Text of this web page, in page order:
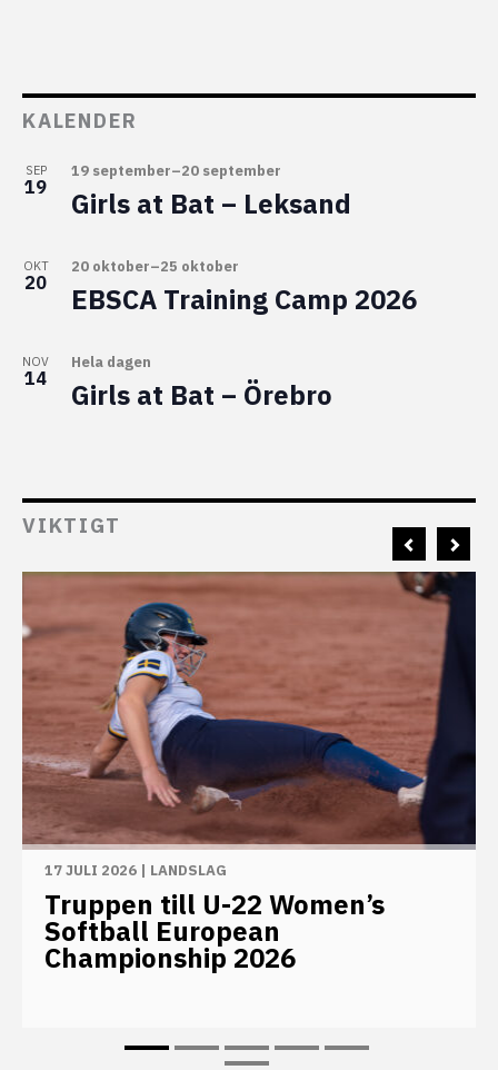
KALENDER
SEP
19
19 september–20 september
Girls at Bat – Leksand
OKT
20
20 oktober–25 oktober
EBSCA Training Camp 2026
NOV
14
Hela dagen
Girls at Bat – Örebro
VIKTIGT
17 JULI 2026 | LANDSLAG
Truppen till U-22 Women’s
Softball European
Championship 2026